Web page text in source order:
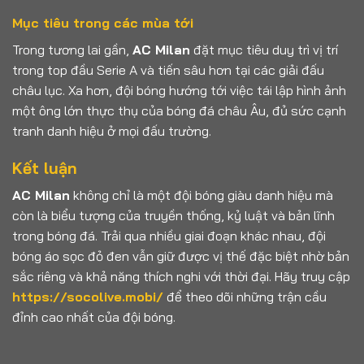
Mục tiêu trong các mùa tới
Trong tương lai gần, AC Milan đặt mục tiêu duy trì vị trí
trong top đầu Serie A và tiến sâu hơn tại các giải đấu
châu lục. Xa hơn, đội bóng hướng tới việc tái lập hình ảnh
một ông lớn thực thụ của bóng đá châu Âu, đủ sức cạnh
tranh danh hiệu ở mọi đấu trường.
Kết luận
AC Milan không chỉ là một đội bóng giàu danh hiệu mà
còn là biểu tượng của truyền thống, kỷ luật và bản lĩnh
trong bóng đá. Trải qua nhiều giai đoạn khác nhau, đội
bóng áo sọc đỏ đen vẫn giữ được vị thế đặc biệt nhờ bản
sắc riêng và khả năng thích nghi với thời đại. Hãy truy cập
https://socolive.mobi/ để theo dõi những trận cầu
đỉnh cao nhất của đội bóng.